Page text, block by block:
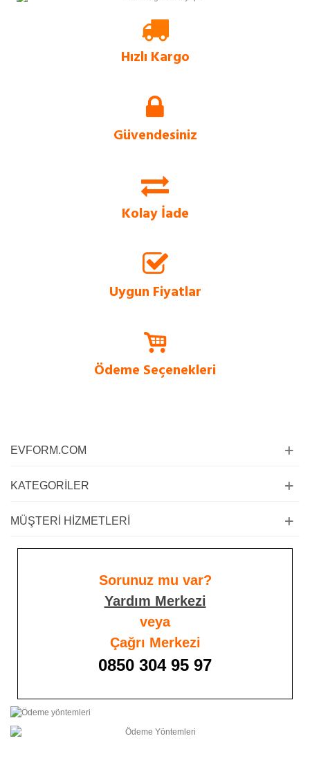
Hızlı Kargo
Güvendesiniz
Kolay İade
Uygun Fiyatlar
Ödeme Seçenekleri
EVFORM.COM
KATEGORILER
MÜŞTERI HIZMETLERI
Sorunuz mu var?
Yardım Merkezi
veya
Çağrı Merkezi
0850 304 95 97